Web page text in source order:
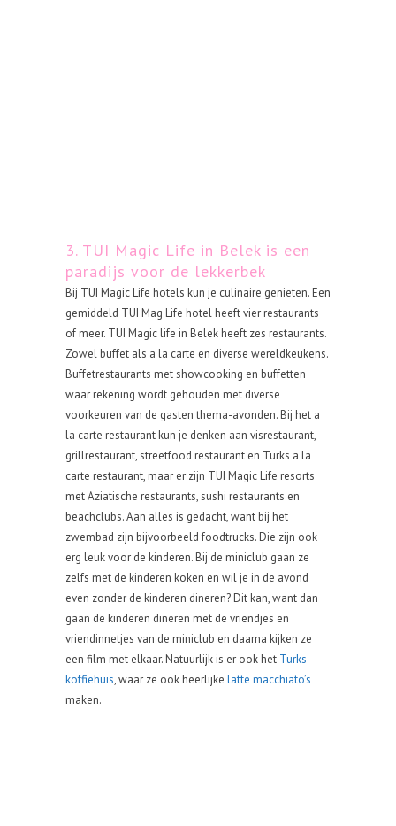
3. TUI Magic Life in Belek is een
paradijs voor de lekkerbek
Bij TUI Magic Life hotels kun je culinaire genieten. Een
gemiddeld TUI Mag Life hotel heeft vier restaurants
of meer. TUI Magic life in Belek heeft zes restaurants.
Zowel buffet als a la carte en diverse wereldkeukens.
Buffetrestaurants met showcooking en buffetten
waar rekening wordt gehouden met diverse
voorkeuren van de gasten thema-avonden. Bij het a
la carte restaurant kun je denken aan visrestaurant,
grillrestaurant, streetfood restaurant en Turks a la
carte restaurant, maar er zijn TUI Magic Life resorts
met Aziatische restaurants, sushi restaurants en
beachclubs. Aan alles is gedacht, want bij het
zwembad zijn bijvoorbeeld foodtrucks. Die zijn ook
erg leuk voor de kinderen. Bij de miniclub gaan ze
zelfs met de kinderen koken en wil je in de avond
even zonder de kinderen dineren? Dit kan, want dan
gaan de kinderen dineren met de vriendjes en
vriendinnetjes van de miniclub en daarna kijken ze
een film met elkaar. Natuurlijk is er ook het Turks
koffiehuis, waar ze ook heerlijke latte macchiato’s
maken.